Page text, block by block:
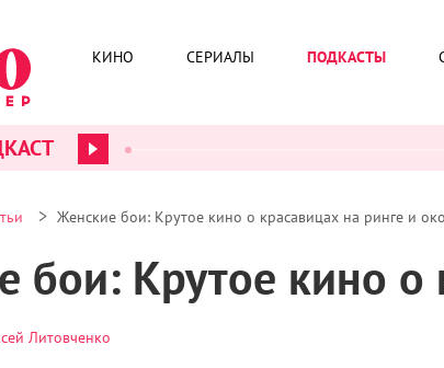
КИНО СЕРИАЛЫ ПОДКАСТЫ
> Женские бои: Крутое кино о красавицах на ринге и
бои: Крутое кино о
Литовченко